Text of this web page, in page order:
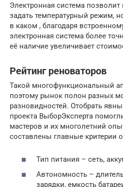
Электронная система позволит
задать температурный режим,
в каком , благодаря
электронная система более
её наличие увеличивает
Рейтинг реноваторов
Такой многофункциональный
поэтому рынок полон разных
разновидностей. Отобрать
проекта ВыборЭксперта
мастеров и их многолетний
составлены главные критерии
Тип питания – сеть,
Автономность –
зарядки, емкость